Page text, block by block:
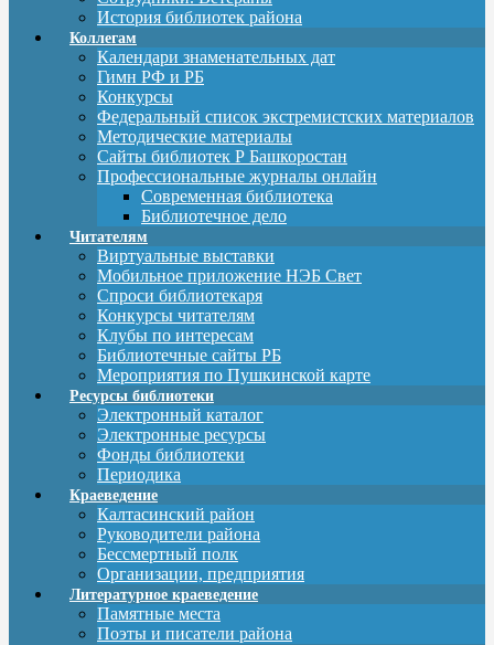
История библиотек района
Коллегам
Календари знаменательных дат
Гимн РФ и РБ
Конкурсы
Федеральный список экстремистских материалов
Методические материалы
Сайты библиотек Р Башкоростан
Профессиональные журналы онлайн
Современная библиотека
Библиотечное дело
Читателям
Виртуальные выставки
Мобильное приложение НЭБ Свет
Спроси библиотекаря
Конкурсы читателям
Клубы по интересам
Библиотечные сайты РБ
Мероприятия по Пушкинской карте
Ресурсы библиотеки
Электронный каталог
Электронные ресурсы
Фонды библиотеки
Периодика
Краеведение
Калтасинский район
Руководители района
Бессмертный полк
Организации, предприятия
Литературное краеведение
Памятные места
Поэты и писатели района